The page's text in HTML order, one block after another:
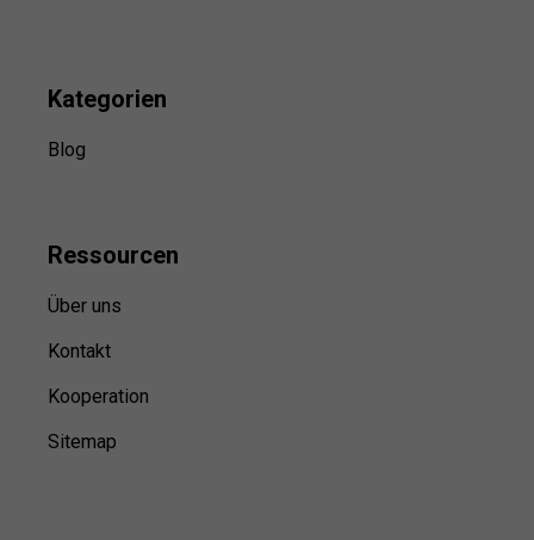
Kategorien
Blog
Ressourcen
Über uns
Kontakt
Kooperation
Sitemap